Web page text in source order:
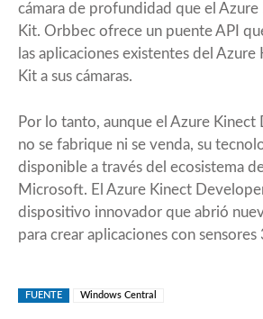
cámara de profundidad que el
Kit. Orbbec ofrece un puente API
las aplicaciones existentes del
Kit a sus cámaras.
Por lo tanto, aunque el Azure
no se fabrique ni se venda, su
disponible a través del ecosistema
Microsoft. El Azure Kinect
dispositivo innovador que abrió
para crear aplicaciones con sensores
FUENTE Windows Central